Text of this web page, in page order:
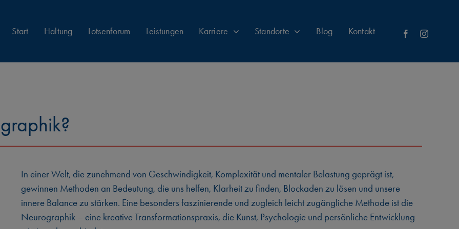
Start Haltung Lotsenforum Leistungen Karriere Standorte Blog Kontakt
In einer Welt, die zunehmend von Geschwindigkeit, Komplexität und mentaler Belastung geprägt ist,
gewinnen Methoden an Bedeutung, die uns helfen, Klarheit zu finden, Blockaden zu lösen und unsere
innere Balance zu stärken. Eine besonders faszinierende und zugleich leicht zugängliche Methode ist die
Neurographik – eine kreative Transformationspraxis, die Kunst, Psychologie und persönliche Entwicklung